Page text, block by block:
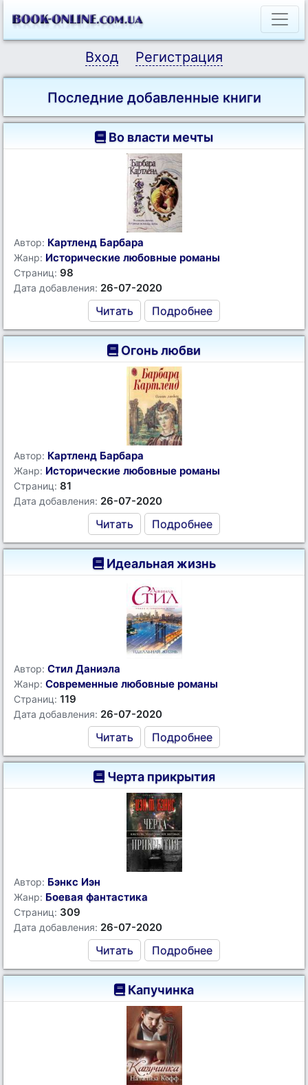
Вход Регистрация
Последние добавленные книги
Во власти мечты
Автор: Картленд Барбара
Жанр: Исторические любовные романы
Страниц: 98
Дата добавления: 26-07-2020
Читать Подробнее
Огонь любви
Автор: Картленд Барбара
Жанр: Исторические любовные романы
Страниц: 81
Дата добавления: 26-07-2020
Читать Подробнее
Идеальная жизнь
Автор: Стил Даниэла
Жанр: Современные любовные романы
Страниц: 119
Дата добавления: 26-07-2020
Читать Подробнее
Черта прикрытия
Автор: Бэнкс Иэн
Жанр: Боевая фантастика
Страниц: 309
Дата добавления: 26-07-2020
Читать Подробнее
Капучинка